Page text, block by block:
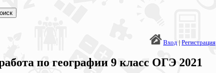
Вход | Регистрация
по географии 9 класс ОГЭ 2021